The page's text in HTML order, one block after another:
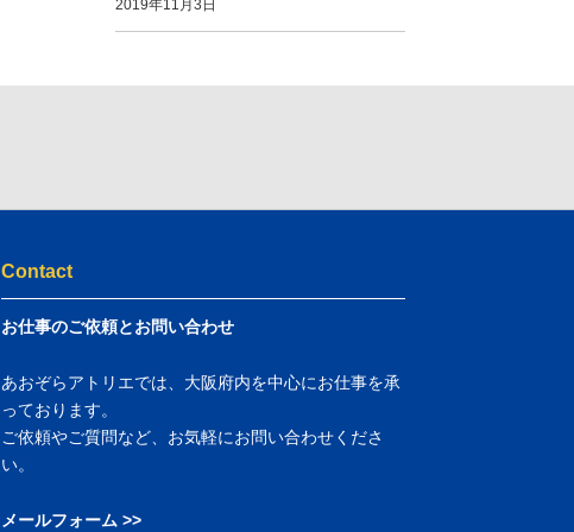
2019年11月3日
Contact
お仕事のご依頼とお問い合わせ
あおぞらアトリエでは、大阪府内を中心にお仕事を承
っております。
ご依頼やご質問など、お気軽にお問い合わせくださ
い。
メールフォーム >>